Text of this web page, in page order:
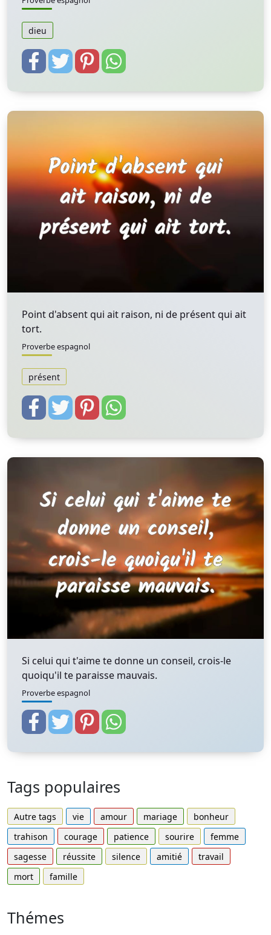
dieu
Point d'absent qui ait raison, ni de présent qui ait
tort.
Proverbe espagnol
présent
Si celui qui t'aime te donne un conseil, crois-le
quoiqu'il te paraisse mauvais.
Proverbe espagnol
Tags populaires
Autre tags vie amour mariage
bonheur
trahison
courage patience sourire
femme
sagesse
réussite silence amitié
travail
mort
famille
Thémes